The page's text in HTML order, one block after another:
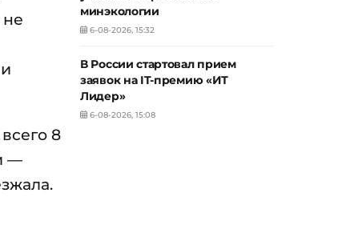
8
—
минэкологии
6-08-2026, 15:32
В России стартовал прием
заявок на IT-премию «ИТ
Лидер»
6-08-2026, 15:08